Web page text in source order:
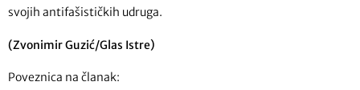
svojih antifašističkih udruga.
(Zvonimir Guzić/Glas Istre)
Poveznica na članak: